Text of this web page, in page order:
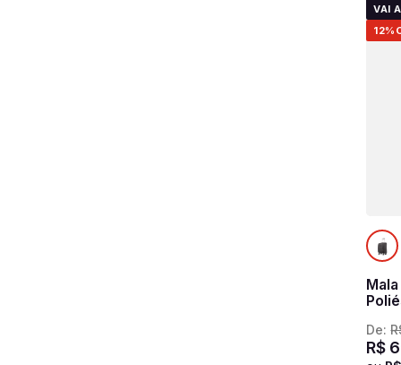
VAI
12%
De:
R$